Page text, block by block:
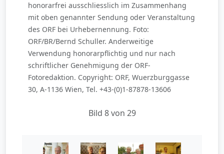
honorarfrei ausschliesslich im Zusammenhang
mit oben genannter Sendung oder Veranstaltung
des ORF bei Urhebernennung. Foto:
ORF/BR/Bernd Schuller. Anderweitige
Verwendung honorarpflichtig und nur nach
schriftlicher Genehmigung der ORF-
Fotoredaktion. Copyright: ORF, Wuerzburggasse
30, A-1136 Wien, Tel. +43-(0)1-87878-13606
Bild 8 von 29